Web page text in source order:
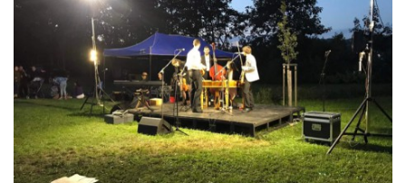
OTEVÍRACÍ DOBA
DÁRKOVÉ POUKAZY + REZERVACE
DEGUSTACE A PIJÁNOFKOVÉ AKCE
FOTOALBUM